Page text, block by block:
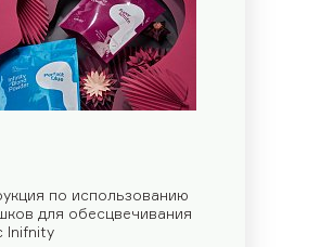
по использованию
для обесцвечивания
Inifnity